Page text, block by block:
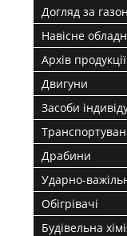
Догляд за
Навісне
Архів продукції
Двигуни
Засоби
Драбини
Ударно-
Обігрівачі
Будівельна